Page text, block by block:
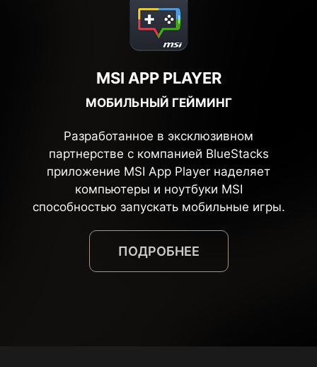
MSI APP PLAYER
МОБИЛЬНЫЙ ГЕЙМИНГ
Разработанное в эксклюзивном
партнерстве с компанией BlueStacks
приложение MSI App Player наделяет
компьютеры и ноутбуки MSI
способностью запускать мобильные игры.
ПОДРОБНЕЕ